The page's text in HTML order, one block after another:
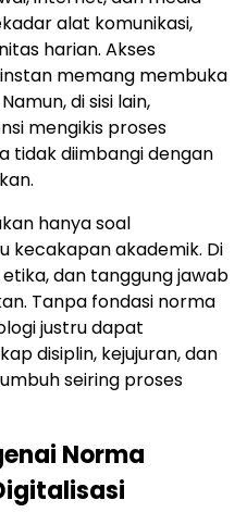
alat komunikasi,
harian. Akses
memang membuka
di sisi lain,
mengikis proses
tidak diimbangi dengan
hanya soal
kecakapan akademik. Di
dan tanggung jawab
Tanpa fondasi norma
justru dapat
disiplin, kejujuran, dan
seiring proses
Norma